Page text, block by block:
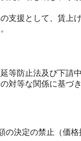
支援として、賃上
等防止法及び下請
対等な関係に基づ
決定の禁止（価格